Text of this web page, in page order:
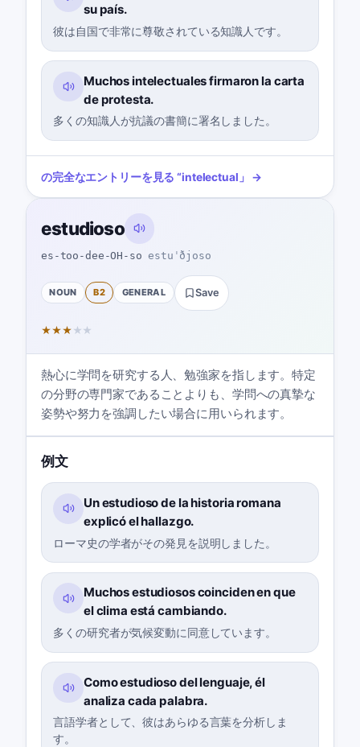
su país.
彼は自国で非常に尊敬されている知識人です。
Muchos intelectuales firmaron la carta
de protesta.
多くの知識人が抗議の書簡に署名しました。
の完全なエントリーを見る “intelectual 」 →
estudioso
es-too-dee-OH-so estuˈðjoso
NOUN B2 GENERAL Save
★★★ ★ ★
熱心に学問を研究する人、勉強家を指します。特定
の分野の専門家であることよりも、学問への真摯な
姿勢や努力を強調したい場合に用いられます。
例文
Un estudioso de la historia romana
explicó el hallazgo.
ローマ史の学者がその発見を説明しました。
Muchos estudiosos coinciden en que
el clima está cambiando.
多くの研究者が気候変動に同意しています。
Como estudioso del lenguaje, él
analiza cada palabra.
言語学者として、彼はあらゆる言葉を分析しま
す。